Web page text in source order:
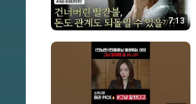
7:13